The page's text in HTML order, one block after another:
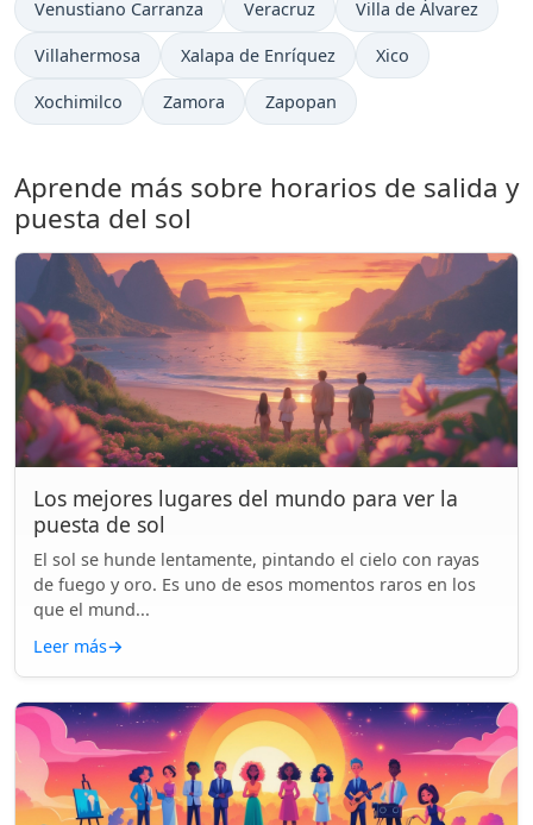
Venustiano Carranza Veracruz Villa de Álvarez
Villahermosa Xalapa de Enríquez Xico
Xochimilco Zamora Zapopan
Aprende más sobre horarios de salida y
puesta del sol
Los mejores lugares del mundo para ver la
puesta de sol
El sol se hunde lentamente, pintando el cielo con rayas
de fuego y oro. Es uno de esos momentos raros en los
que el mund...
Leer más→